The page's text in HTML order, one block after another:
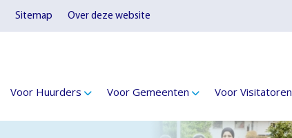
Sitemap Over deze website
Voor Huurders Voor Gemeenten Voor Visitatoren